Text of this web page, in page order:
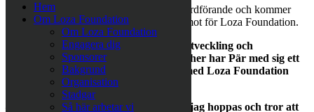
Hem
Om Loza Foundation
Om Loza Foundation
Engagera dig
Sponsorer
Bakgrund
Organisation
Stadgar
Så här arbetar vi
Den 14 juni tillträdde Pär Rylöv som ny ordförande och kommer
vara verksam som arbetande styrelseledamot för Loza Foundation.
Med en bakgrund inom organisationsutveckling och
projektutveckling i en rad olika branscher har Pär med sig ett
stort engagemang för att tillsammans med Loza Foundation
fortsätta utvecklingsarbetet i stiftelsen.
— Jag är tacksam för förtroendet, och jag hoppas och tror att